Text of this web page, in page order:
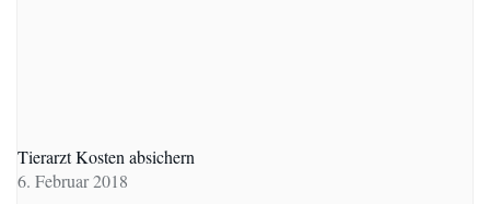
Tierarzt Kosten absichern
6. Februar 2018